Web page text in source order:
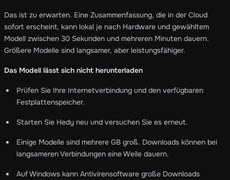
Das ist zu erwarten. Eine Zusammenfassung, die in der Cloud
sofort erscheint, kann lokal je nach Hardware und gewähltem
Modell zwischen 30 Sekunden und mehreren Minuten dauern.
Größere Modelle sind langsamer, aber leistungsfähiger.
Das Modell lässt sich nicht herunterladen
Prüfen Sie Ihre Internetverbindung und den verfügbaren
Festplattenspeicher.
Starten Sie Hedy neu und versuchen Sie es erneut.
Einige Modelle sind mehrere GB groß. Downloads können bei
langsameren Verbindungen eine Weile dauern.
Auf Windows kann Antivirensoftware große Downloads